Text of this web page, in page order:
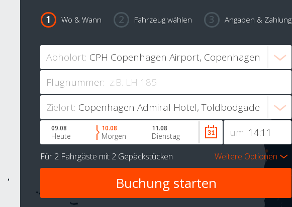
Wo & Wann Fahrzeug wählen Angaben & Zahlung
Abholort:
Flugnummer:
Zielort:
um
09.08
Heute
10.08
Morgen
11.08
Dienstag
Für 2 Fahrgäste mit 2 Gepäckstücken Weitere Optionen